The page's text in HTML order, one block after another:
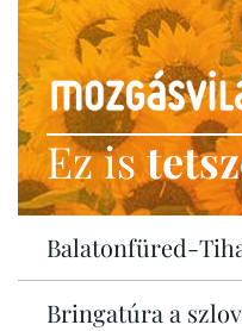
Ez is
Balatonfüred-
Bringatúra a